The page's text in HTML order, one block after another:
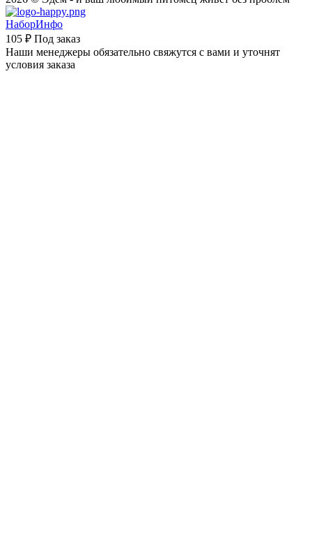
НаборИнфо
105 ₽ Под заказ
Наши менеджеры обязательно свяжутся с вами и уточнят
условия заказа